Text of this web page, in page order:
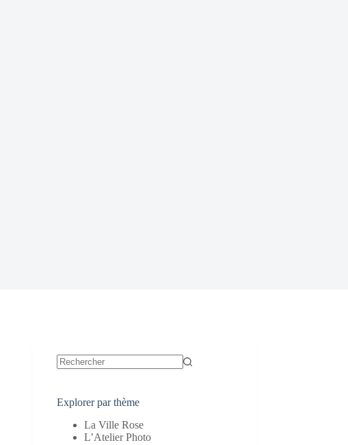
Explorer par thème
La Ville Rose
L’Atelier Photo